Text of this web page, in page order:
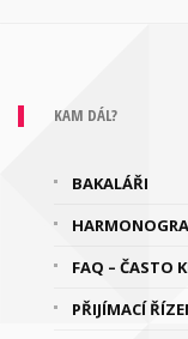
KAM DÁL?
BAKALÁŘI
FAQ – ČASTO
PŘIJÍMACÍ